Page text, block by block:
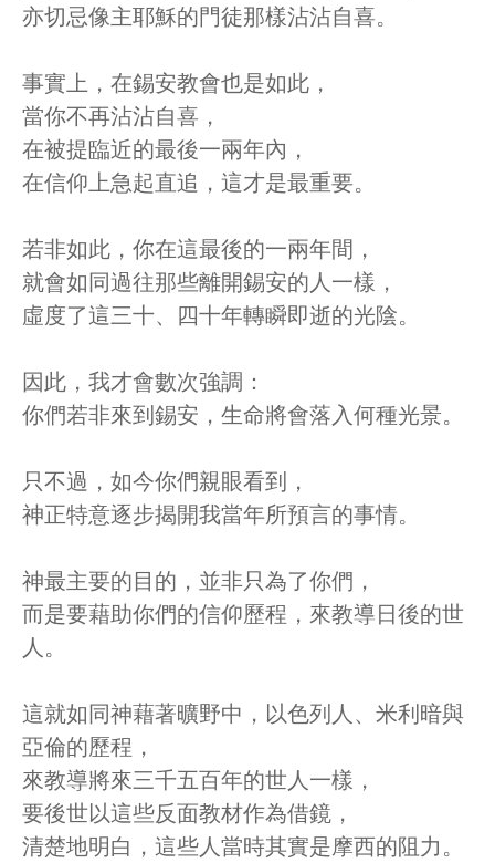
亦切忌像主耶穌的門徒那樣沾沾自喜。
事實上，在錫安教會也是如此，
當你不再沾沾自喜，
在被提臨近的最後一兩年內，
在信仰上急起直追，這才是最重要。
若非如此，你在這最後的一兩年間，
就會如同過往那些離開錫安的人一樣，
虛度了這三十、四十年轉瞬即逝的光陰。
因此，我才會數次強調：
你們若非來到錫安，生命將會落入何種光景。
只不過，如今你們親眼看到，
神正特意逐步揭開我當年所預言的事情。
神最主要的目的，並非只為了你們，
而是要藉助你們的信仰歷程，來教導日後的世
人。
這就如同神藉著曠野中，以色列人、米利暗與
亞倫的歷程，
來教導將來三千五百年的世人一樣，
要後世以這些反面教材作為借鏡，
清楚地明白，這些人當時其實是摩西的阻力。